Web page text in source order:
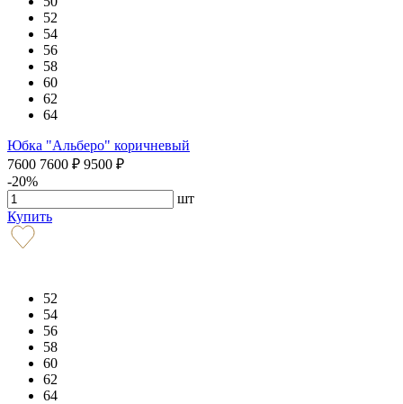
52
54
56
58
60
62
64
Юбка "Альберо" коричневый
7600 7600 ₽ 9500 ₽
-20%
шт
Купить
52
54
56
58
60
62
64